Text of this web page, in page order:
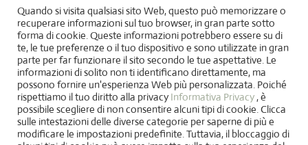
Quando si visita qualsiasi sito Web, questo può memorizzare o
recuperare informazioni sul tuo browser, in gran parte sotto
forma di cookie. Queste informazioni potrebbero essere su di
te, le tue preferenze o il tuo dispositivo e sono utilizzate in gran
parte per far funzionare il sito secondo le tue aspettative. Le
informazioni di solito non ti identificano direttamente, ma
possono fornire un'esperienza Web più personalizzata. Poiché
rispettiamo il tuo diritto alla privacyInformativa Privacy, è
possibile scegliere di non consentire alcuni tipi di cookie. Clicca
sulle intestazioni delle diverse categorie per saperne di più e
modificare le impostazioni predefinite. Tuttavia, il bloccaggio di